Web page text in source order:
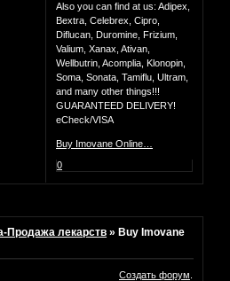
Also you can find at us: Adipex,
Bextra, Celebrex, Cipro,
Diflucan, Duromine, Frizium,
Valium, Xanax, Ativan,
Wellbutrin, Acomplia, Klonopin,
Soma, Sonata, Tamiflu, Ultram,
and many other things!!!
GUARANTEED DELIVERY!
eCheck/VISA
Buy Imovane Online…
0
Продажа лекарств »Buy Imovane
Создать форум